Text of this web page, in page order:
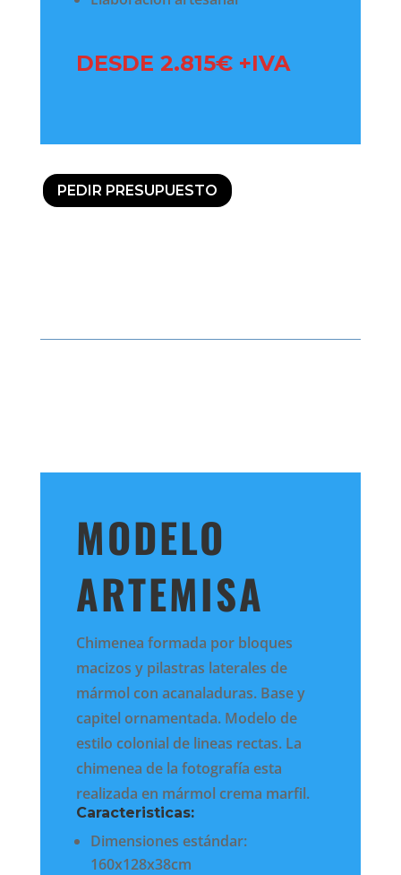
DESDE 2.815€ +IVA
PEDIR PRESUPUESTO
MODELO
ARTEMISA
Chimenea formada por bloques
macizos y pilastras laterales de
mármol con acanaladuras. Base y
capitel ornamentada. Modelo de
estilo colonial de lineas rectas. La
chimenea de la fotografía esta
realizada en mármol crema marfil.
Caracteristicas:
Dimensiones estándar:
160x128x38cm